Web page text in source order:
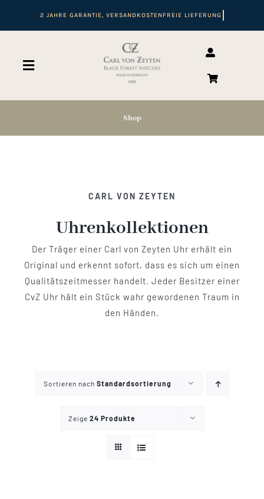
Toggle
Suche
Automatikuhren
Mechanikuhren
Active Watches
News
Geschichte
Shop
CARL VON ZEYTEN
Uhrenkollektionen
Der Träger einer Carl von Zeyten Uhr erhält ein
Original und erkennt sofort, dass es sich um einen
Qualitätszeitmesser handelt. Jeder Besitzer einer
CvZ Uhr hält ein Stück wahr gewordenen Traum in
den Händen.
Sortieren nach Standardsortierung
Zeige 24 Produkte